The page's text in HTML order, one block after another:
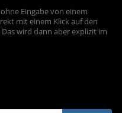
Eingabe von einem
mit einem Klick auf den
wird dann aber explizit im